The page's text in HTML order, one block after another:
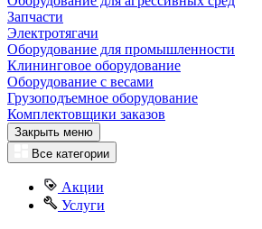
Запчасти
Электротягачи
Оборудование для промышленности
Клининговое оборудование
Оборудование с весами
Грузоподъемное оборудование
Комплектовщики заказов
Закрыть меню
Все категории
Акции
Услуги